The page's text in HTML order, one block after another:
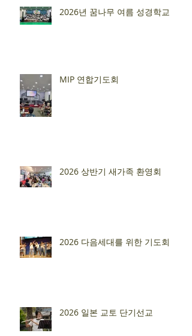
2026년 꿈나무 여름 성경학교
MIP 연합기도회
2026 상반기 새가족 환영회
2026 다음세대를 위한 기도회
2026 일본 교토 단기선교